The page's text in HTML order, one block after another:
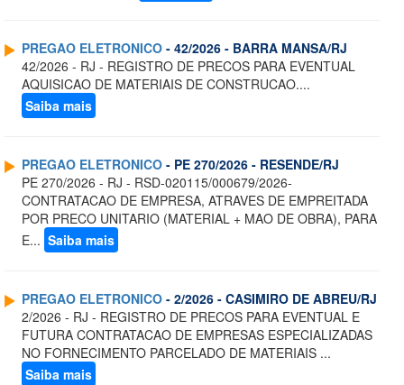
PREGAO ELETRONICO - 42/2026 - BARRA MANSA/RJ
42/2026 - RJ - REGISTRO DE PRECOS PARA EVENTUAL
AQUISICAO DE MATERIAIS DE CONSTRUCAO....
Saiba mais
PREGAO ELETRONICO - PE 270/2026 - RESENDE/RJ
PE 270/2026 - RJ - RSD-020115/000679/2026-
CONTRATACAO DE EMPRESA, ATRAVES DE EMPREITADA
POR PRECO UNITARIO (MATERIAL + MAO DE OBRA), PARA
E... Saiba mais
PREGAO ELETRONICO - 2/2026 - CASIMIRO DE ABREU/RJ
2/2026 - RJ - REGISTRO DE PRECOS PARA EVENTUAL E
FUTURA CONTRATACAO DE EMPRESAS ESPECIALIZADAS
NO FORNECIMENTO PARCELADO DE MATERIAIS ...
Saiba mais